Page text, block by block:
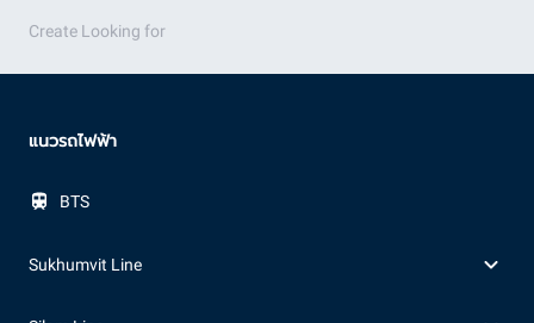
Create Looking for
แนวรถไฟฟ้า
BTS
Sukhumvit Line